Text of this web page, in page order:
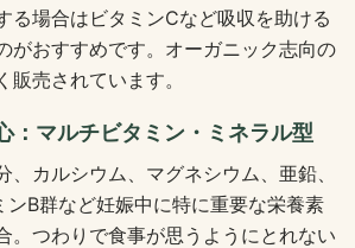
る場合はビタミンCなど吸収を助ける
がおすすめです。オーガニック志向の
販売されています。
：マルチビタミン・ミネラル型
、カルシウム、マグネシウム、亜鉛、
ンB群など妊娠中に特に重要な栄養素
。つわりで食事が思うようにとれない